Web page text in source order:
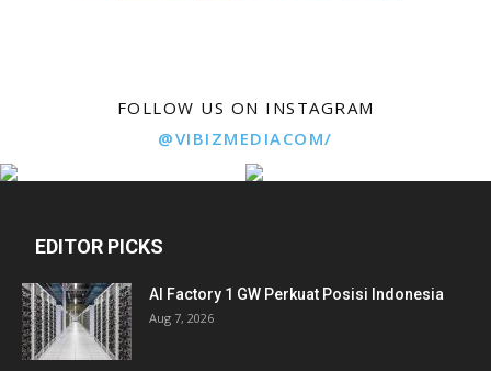
FOLLOW US ON INSTAGRAM
@VIBIZMEDIACOM/
EDITOR PICKS
AI Factory 1 GW Perkuat Posisi Indonesia
Aug 7, 2026